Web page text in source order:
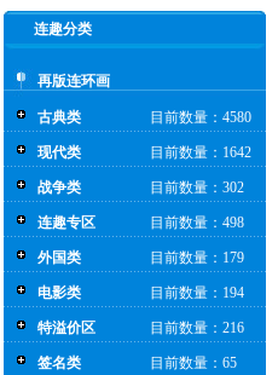
连趣分类
再版连环画
古典类 目前数量：4580
现代类 目前数量：1642
战争类 目前数量：302
连趣专区 目前数量：498
外国类 目前数量：179
电影类 目前数量：194
特溢价区 目前数量：216
签名类 目前数量：65